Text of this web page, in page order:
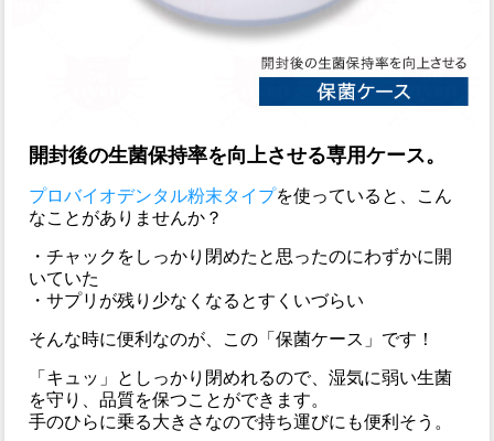
開封後の生菌保持率を向上させる専用ケース。
プロバイオデンタル粉末タイプを使っていると、こん
なことがありませんか？
・チャックをしっかり閉めたと思ったのにわずかに開
いていた
・サプリが残り少なくなるとすくいづらい
そんな時に便利なのが、この「保菌ケース」です！
「キュッ」としっかり閉めれるので、湿気に弱い生菌
を守り、品質を保つことができます。
手のひらに乗る大きさなので持ち運びにも便利そう。